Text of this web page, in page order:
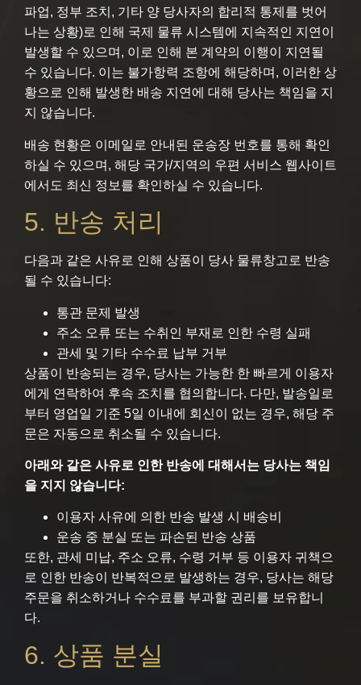
파업, 정부 조치, 기타 양 당사자의 합리적 통제를 벗어
나는 상황)로 인해 국제 물류 시스템에 지속적인 지연이
발생할 수 있으며, 이로 인해 본 계약의 이행이 지연될
수 있습니다. 이는 불가항력 조항에 해당하며, 이러한 상
황으로 인해 발생한 배송 지연에 대해 당사는 책임을 지
지 않습니다.
배송 현황은 이메일로 안내된 운송장 번호를 통해 확인
하실 수 있으며, 해당 국가/지역의 우편 서비스 웹사이트
에서도 최신 정보를 확인하실 수 있습니다.
5. 반송 처리
다음과 같은 사유로 인해 상품이 당사 물류창고로 반송
될 수 있습니다:
통관 문제 발생
주소 오류 또는 수취인 부재로 인한 수령 실패
관세 및 기타 수수료 납부 거부
상품이 반송되는 경우, 당사는 가능한 한 빠르게 이용자
에게 연락하여 후속 조치를 협의합니다. 다만, 발송일로
부터 영업일 기준 5일 이내에 회신이 없는 경우, 해당 주
문은 자동으로 취소될 수 있습니다.
아래와 같은 사유로 인한 반송에 대해서는 당사는 책임
을 지지 않습니다:
이용자 사유에 의한 반송 발생 시 배송비
운송 중 분실 또는 파손된 반송 상품
또한, 관세 미납, 주소 오류, 수령 거부 등 이용자 귀책으
로 인한 반송이 반복적으로 발생하는 경우, 당사는 해당
주문을 취소하거나 수수료를 부과할 권리를 보유합니
다.
6. 상품 분실